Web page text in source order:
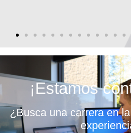
¡Estamos
¿Busca una carrera en la